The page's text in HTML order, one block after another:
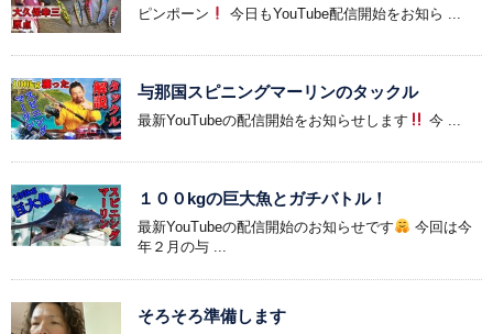
ピンポーン 今日もYouTube配信開始をお知ら ...
与那国スピニングマーリンのタックル
最新YouTubeの配信開始をお知らせします 今 ...
１００kgの巨大魚とガチバトル！
最新YouTubeの配信開始のお知らせです
今回は今
年２月の与 ...
そろそろ準備します